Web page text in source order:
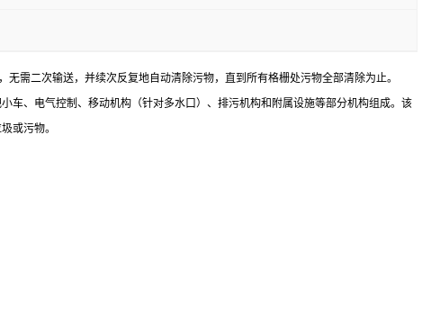
需二次输送，并续次反复地自动清除污物，直到所有格栅处污物全部清除为止。
车、电气控制、移动机构（针对多水口）、排污机构和附属设施等部分机构组成。该
或污物。